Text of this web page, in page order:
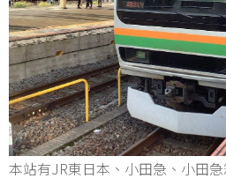
本站有JR東日本、小田急、小田